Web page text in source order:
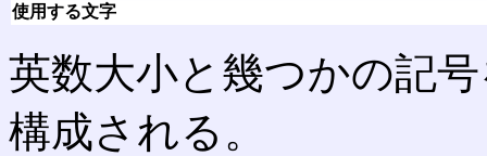
使用する文字
英数大小と幾つかの記
構成される。